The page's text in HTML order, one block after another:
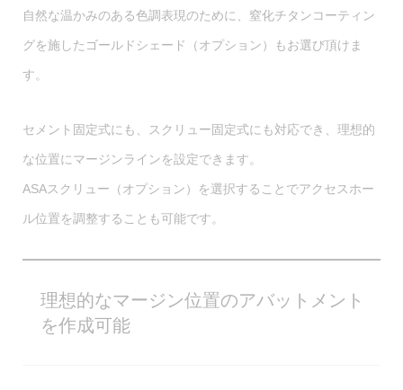
自然な温かみのある色調表現のために、窒化チタンコーティン
グを施したゴールドシェード（オプション）もお選び頂けま
す。
セメント固定式にも、スクリュー固定式にも対応でき、理想的
な位置にマージンラインを設定できます。
ASAスクリュー（オプション）を選択することでアクセスホー
ル位置を調整することも可能です。
理想的なマージン位置のアバットメント
を作成可能